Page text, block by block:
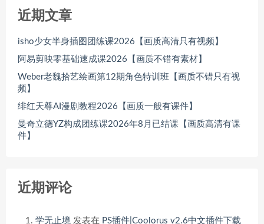
近期文章
isho少女半身插图团练课2026【画质高清只有视频】
阿易剪映零基础速成课2026【画质不错有素材】
Weber老魏拾艺绘画第12期角色特训班【画质不错只有视
频】
绯红天尊AI漫剧教程2026【画质一般有课件】
曼奇立德YZ构成团练课2026年8月已结课【画质高清有课
件】
近期评论
学无止境 发表在 PS插件|Coolorus v2.6中文插件下载